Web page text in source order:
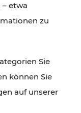
etwa
zu
Sie
können Sie
auf unserer